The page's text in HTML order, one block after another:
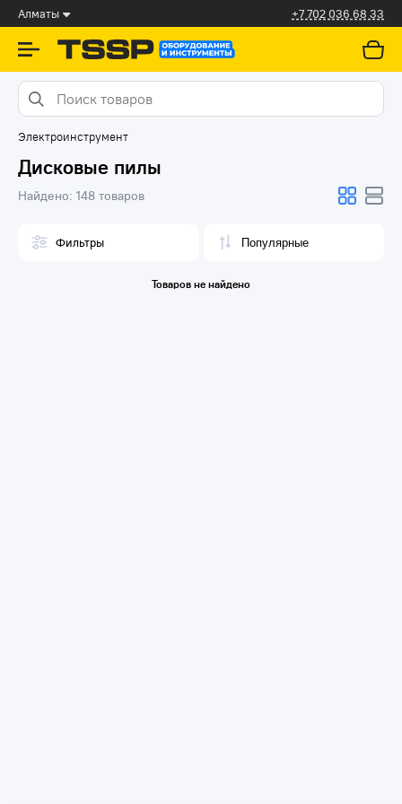
Алматы +7 702 036 68 33
Электроинструмент
Дисковые пилы
Найдено: 148 товаров
Фильтры
Товаров не найдено